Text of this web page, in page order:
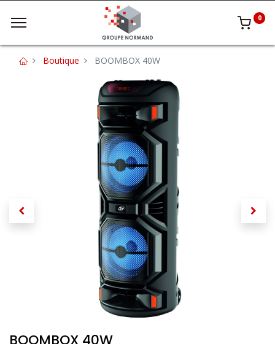
0
Boutique BOOMBOX 40W
BOOMBOX 40W